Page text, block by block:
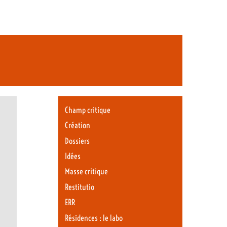
Champ critique
Création
Dossiers
Idées
Masse critique
Restitutio
ERR
Résidences : le labo